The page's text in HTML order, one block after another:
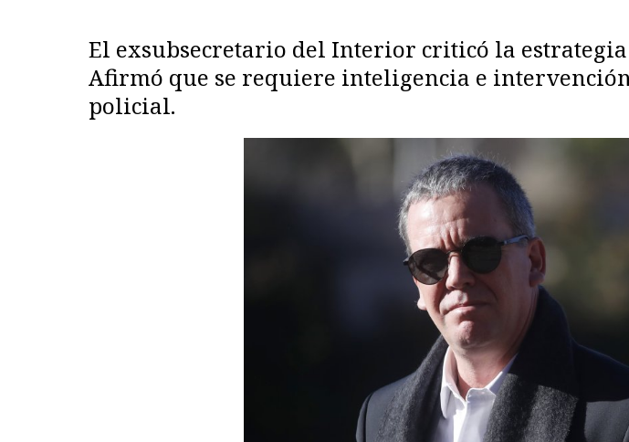
El exsubsecretario del Interior criticó la
Afirmó que se requiere inteligencia e
policial.